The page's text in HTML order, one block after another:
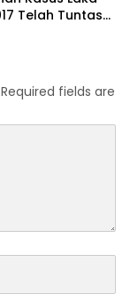
Telah Tuntas
Required fields are